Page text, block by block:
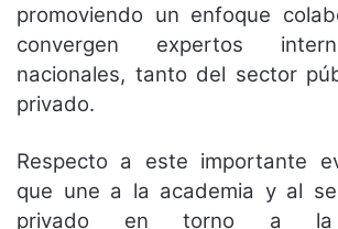
promoviendo un enfoque
convergen expertos
nacionales, tanto del sector
privado.
Respecto a este importante
que une a la academia y al
privado en torno a la